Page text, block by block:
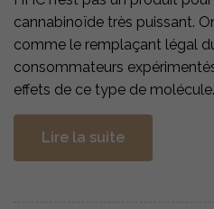
cannabinoïde très puissant.
comme le remplaçant légal
consommateurs
effets de ce type de molécule.
Lire la suite